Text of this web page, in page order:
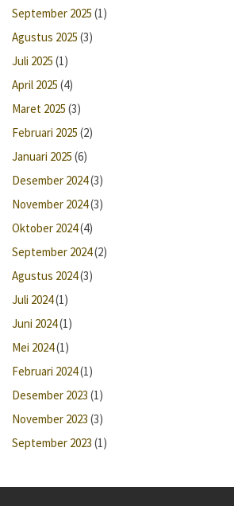
September 2025 (1)
Agustus 2025 (3)
Juli 2025 (1)
April 2025 (4)
Maret 2025 (3)
Februari 2025 (2)
Januari 2025 (6)
Desember 2024(3)
November 2024(3)
Oktober 2024(4)
September 2024(2)
Agustus 2024(3)
Juli 2024(1)
Juni 2024(1)
Mei 2024(1)
Februari 2024(1)
Desember 2023 (1)
November 2023 (3)
September 2023 (1)